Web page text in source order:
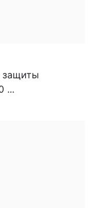
защиты
...